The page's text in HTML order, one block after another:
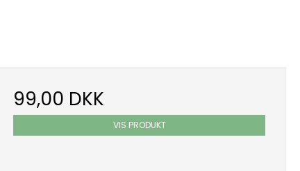
99,00 DKK
VIS PRODUKT